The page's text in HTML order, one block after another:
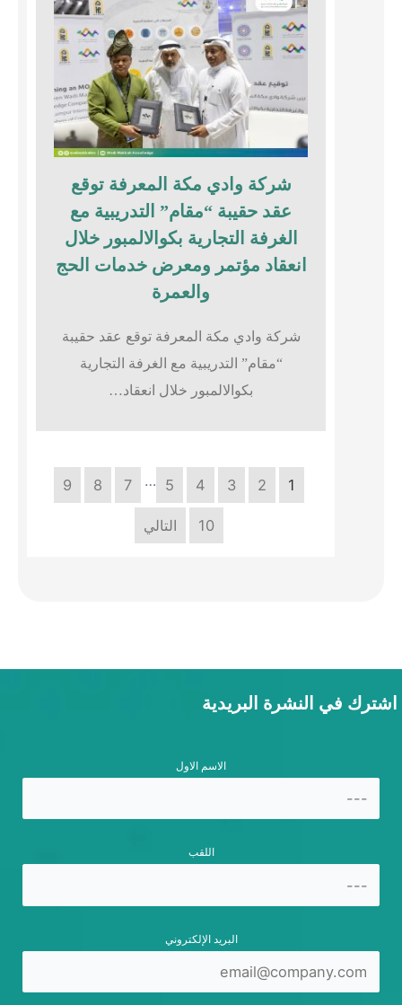
شركة وادي مكة المعرفة توقع
عقد حقيبة “مقام” التدريبية مع
الغرفة التجارية بكوالالمبور خلال
انعقاد مؤتمر ومعرض خدمات الحج
والعمرة
شركة وادي مكة المعرفة توقع عقد حقيبة
“مقام” التدريبية مع الغرفة التجارية
بكوالالمبور خلال انعقاد…
1
2
3
4
5
…
7
8
9
10 التالي
اشترك في النشرة البريدية
الاسم الاول
اللقب
البريد الإلكتروني